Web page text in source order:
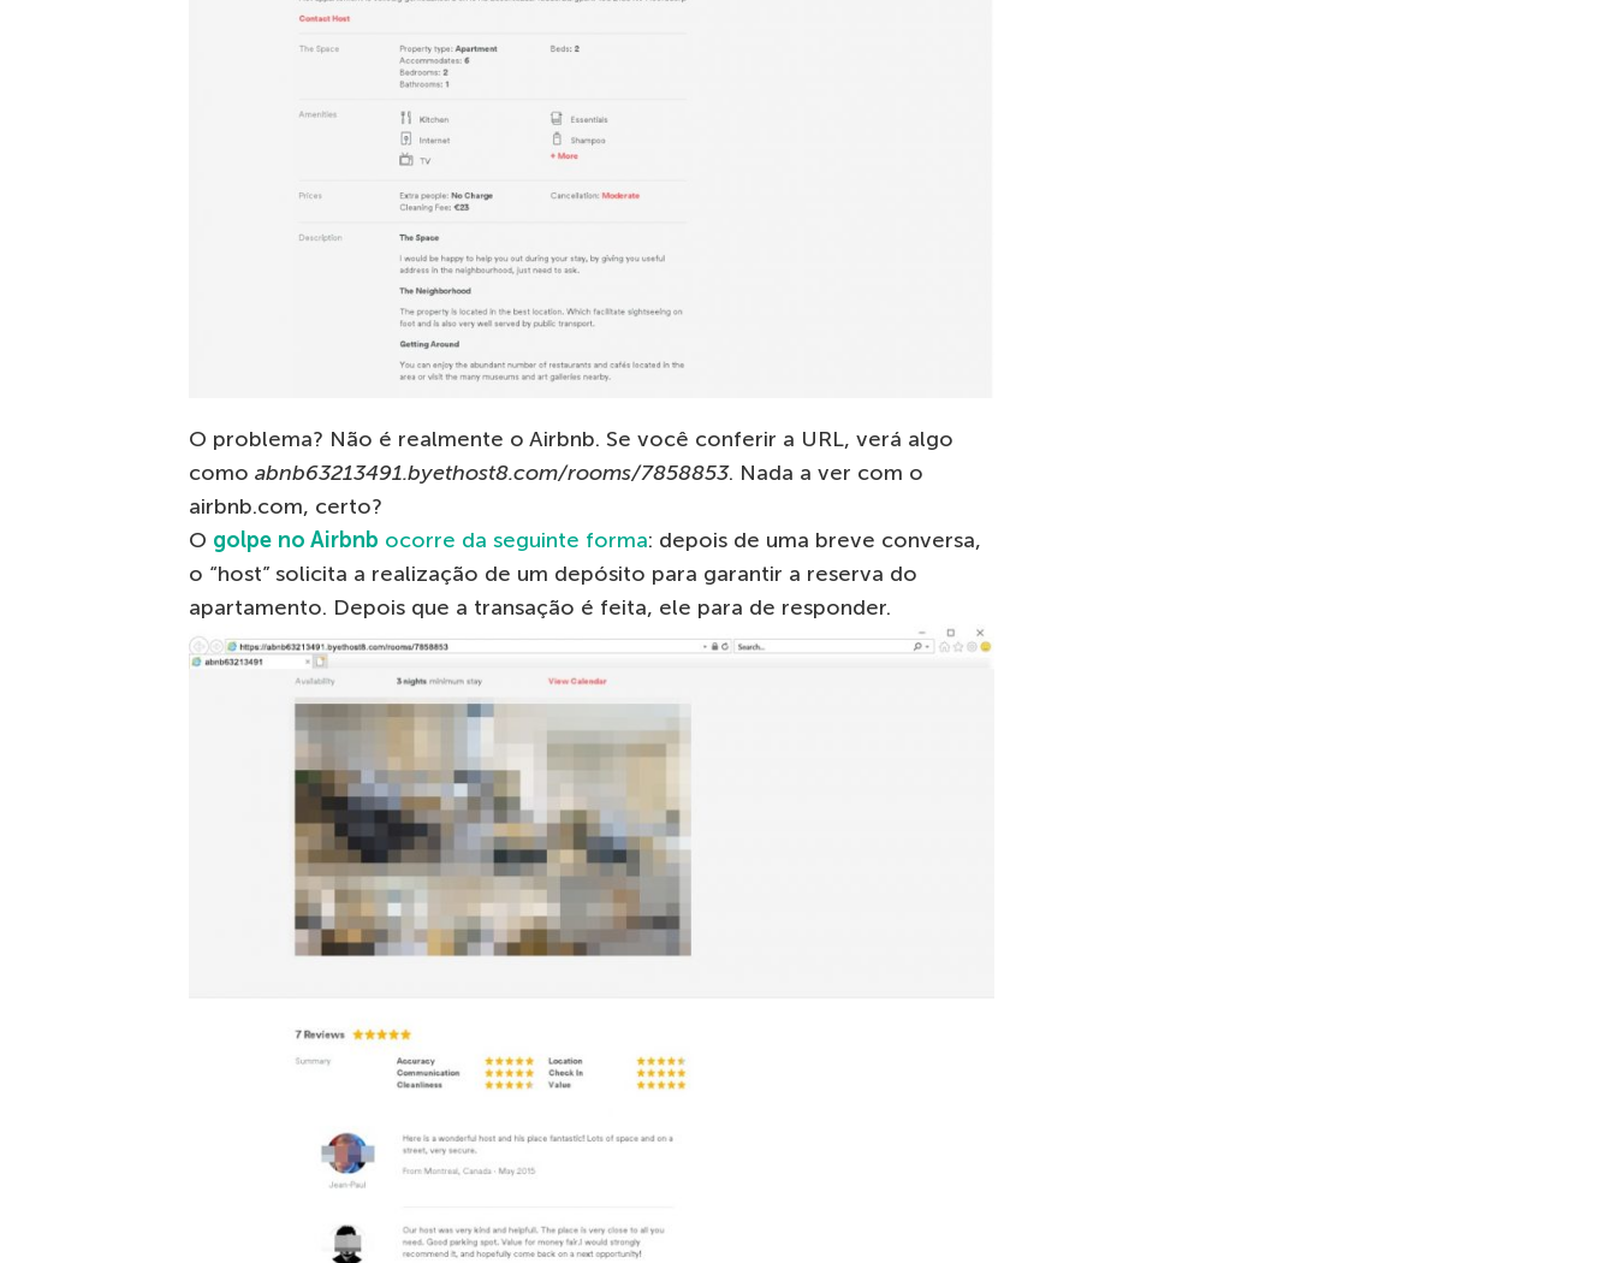
O problema? Não é realmente o Airbnb. Se você conferir a URL, verá algo
como abnb63213491.byethost8.com/rooms/7858853. Nada a ver com o
airbnb.com, certo?
O golpe no Airbnb ocorre da seguinte forma: depois de uma breve conversa,
o “host” solicita a realização de um depósito para garantir a reserva do
apartamento. Depois que a transação é feita, ele para de responder.